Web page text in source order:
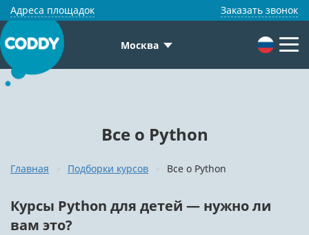
Адреса площадок Заказать звонок
Москва
Все о Python
Главная Подборки курсов Все о Python
Курсы Python для детей — нужно ли
вам это?